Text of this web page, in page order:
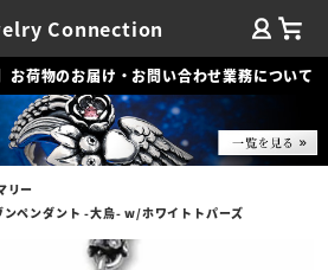
Connection
お荷物のお届け・お問い合わせ業務について
リー
ンペンダント -大烏- w/ホワイトトパーズ